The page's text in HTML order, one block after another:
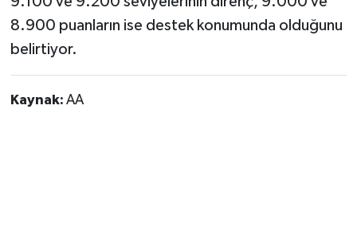
8.900 puanların ise destek konumunda olduğunu
belirtiyor.
Kaynak: AA